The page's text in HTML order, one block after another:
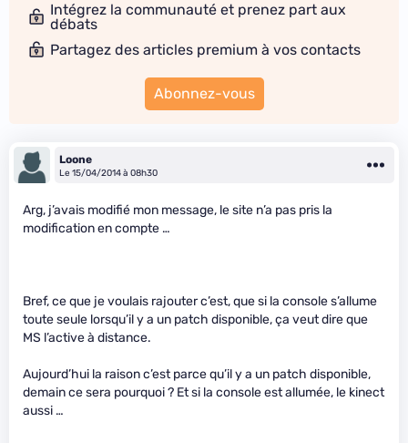
Intégrez la communauté et prenez part aux
débats
Partagez des articles premium à vos contacts
Abonnez-vous
Loone
Le 15/04/2014 à 08h30
Arg, j’avais modifié mon message, le site n’a pas pris la
modification en compte …
Bref, ce que je voulais rajouter c’est, que si la console s’allume
toute seule lorsqu’il y a un patch disponible, ça veut dire que
MS l’active à distance.
Aujourd’hui la raison c’est parce qu’il y a un patch disponible,
demain ce sera pourquoi ? Et si la console est allumée, le kinect
aussi …